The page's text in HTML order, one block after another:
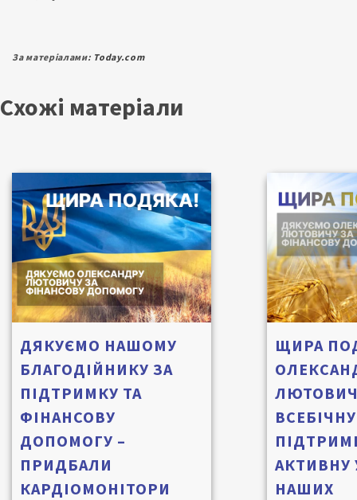
За матеріалами: Today.com
Схожі матеріали
ДЯКУЄМО НАШОМУ
БЛАГОДІЙНИКУ ЗА
ПІДТРИМКУ ТА
ФІНАНСОВУ
ДОПОМОГУ –
ПРИДБАЛИ
КАРДІОМОНІТОРИ
ЩИРА
ВСЕБІЧНУ
АКТИВНУ
НАШИХ